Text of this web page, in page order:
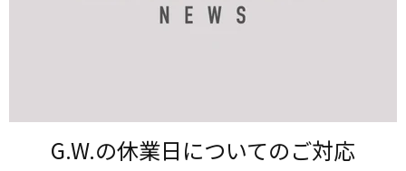
G.W.の​休業日に​ついての​ご対応